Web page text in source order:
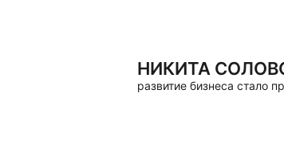
НИКИТА
развитие бизнеса стало